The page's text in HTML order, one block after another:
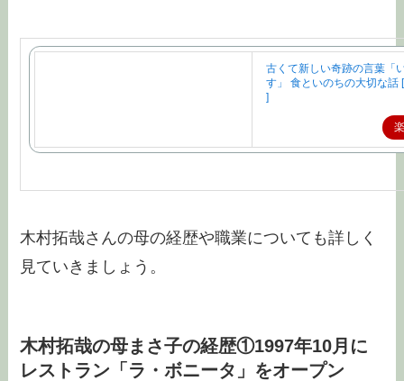
古くて新しい奇跡の言葉「
す」 食といのちの大切な話
]
木村拓哉さんの母の経歴や職業についても詳しく
見ていきましょう。
木村拓哉の母まさ子の経歴①1997年10月に
レストラン「ラ・ボニータ」をオープン